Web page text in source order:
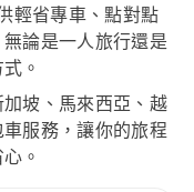
輕省專車、點對點
論是一人旅行還是
。
坡、馬來西亞、越
服務，讓你的旅程
。